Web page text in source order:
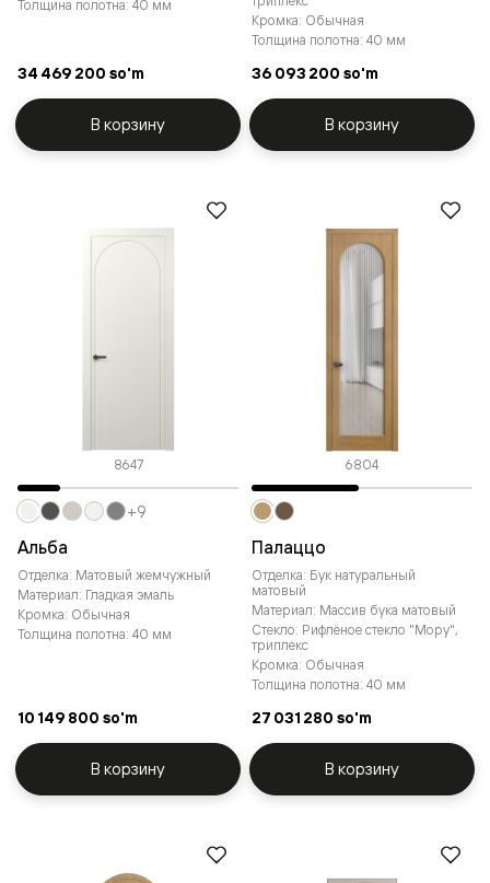
Толщина полотна: 40 мм
34 469 200 so'm
В корзину
Кромка: Обычная
Толщина полотна: 40 мм
36 093 200 so'm
В корзину
8647
Альба
Отделка: Матовый жемчужный
Материал: Гладкая эмаль
Кромка: Обычная
Толщина полотна: 40 мм
10 149 800 so'm
+9
В корзину
6804
Палаццо
Отделка: Бук натуральный
матовый
Материал: Массив бука матовый
Стекло: Рифлёное стекло "Мору",
триплекс
Кромка: Обычная
Толщина полотна: 40 мм
27 031 280 so'm
В корзину